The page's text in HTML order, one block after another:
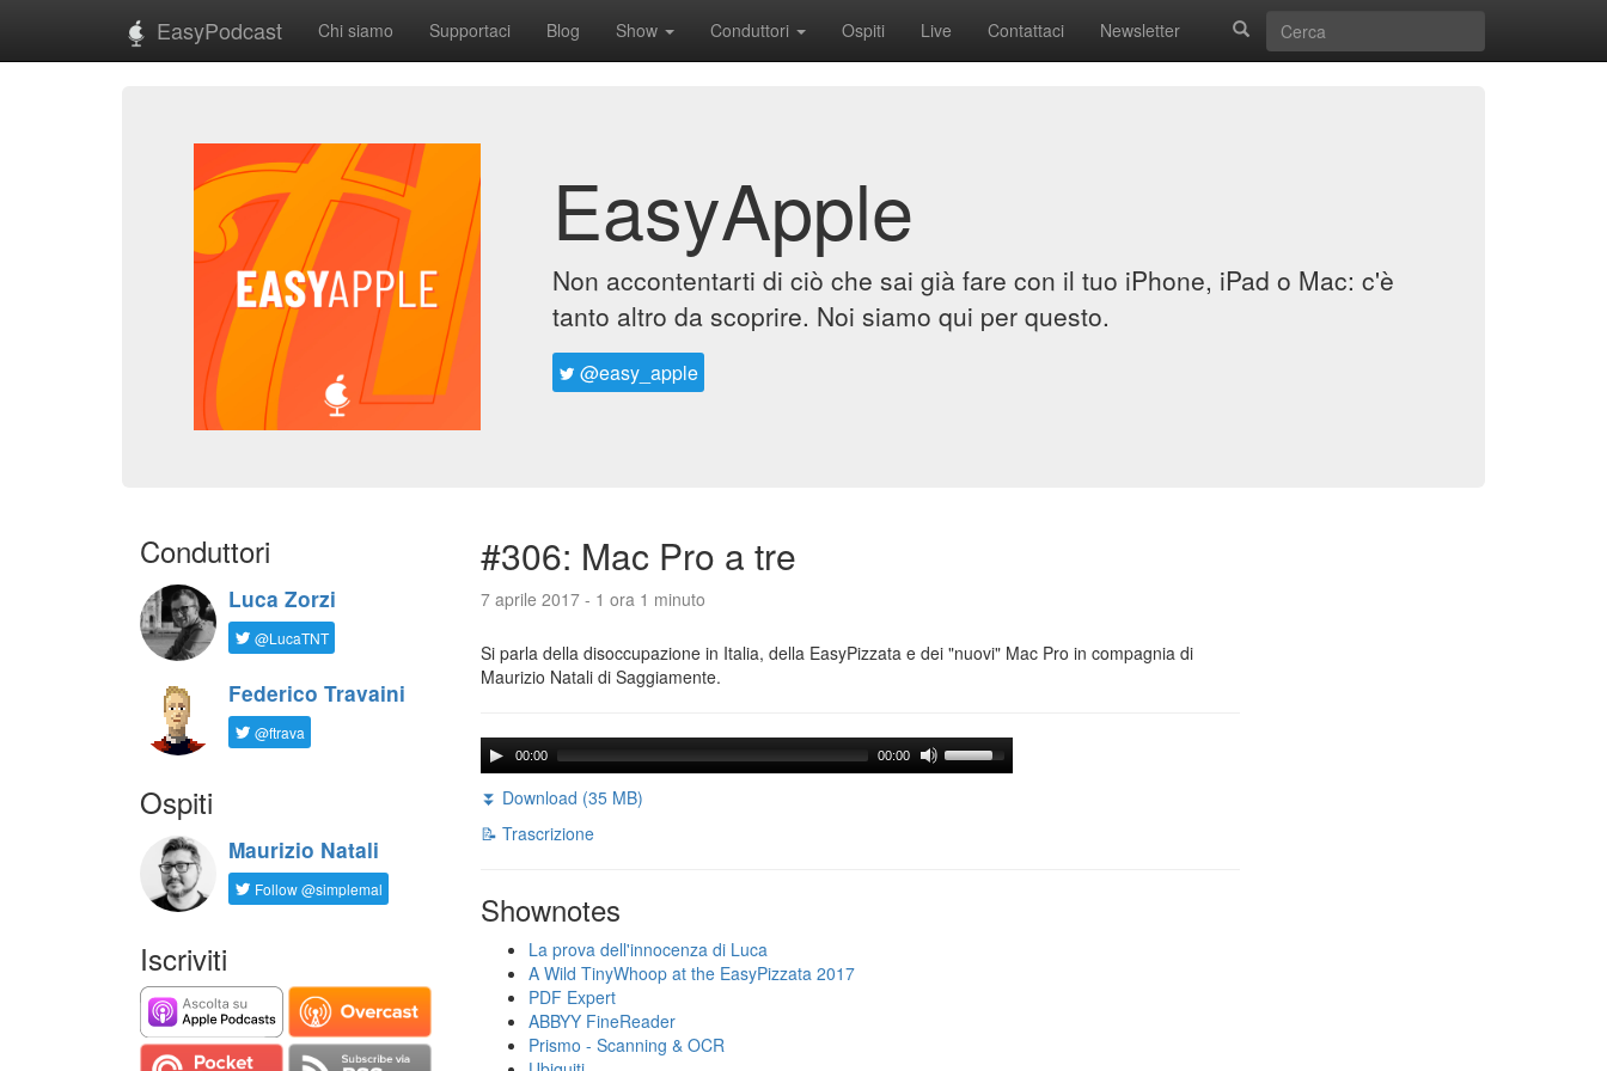
EasyPodcast Chi siamo Supportaci Blog Show Conduttori Ospiti Live Contattaci Newsletter
EasyApple
Non accontentarti di ciò che sai già fare con il tuo iPhone, iPad o Mac: c'è
tanto altro da scoprire. Noi siamo qui per questo.
@easy_apple
Conduttori
Luca Zorzi
@LucaTNT
Federico Travaini
@ftrava
Ospiti
Maurizio Natali
Follow @simplemal
Iscriviti
#306: Mac Pro a tre
7 aprile 2017 - 1 ora 1 minuto
Si parla della disoccupazione in Italia, della EasyPizzata e dei "nuovi" Mac Pro in compagnia di
Maurizio Natali di Saggiamente.
00:00 00:00
⏬ Download (35 MB)
📝 Trascrizione
Shownotes
La prova dell'innocenza di Luca
A Wild TinyWhoop at the EasyPizzata 2017
PDF Expert
ABBYY FineReader
Prismo - Scanning & OCR